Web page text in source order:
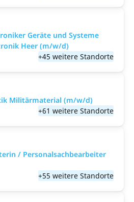
Geräte und Systeme
Heer (m/w/d)
+45 weitere Standorte
Militärmaterial (m/w/d)
+61 weitere Standorte
/ Personalsachbearbeiter
+55 weitere Standorte